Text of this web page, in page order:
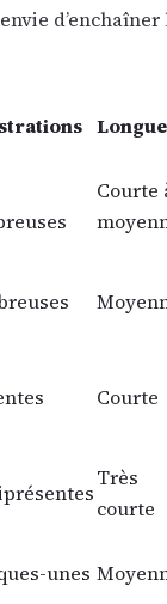
Courte
Courte
Très
courte
unes